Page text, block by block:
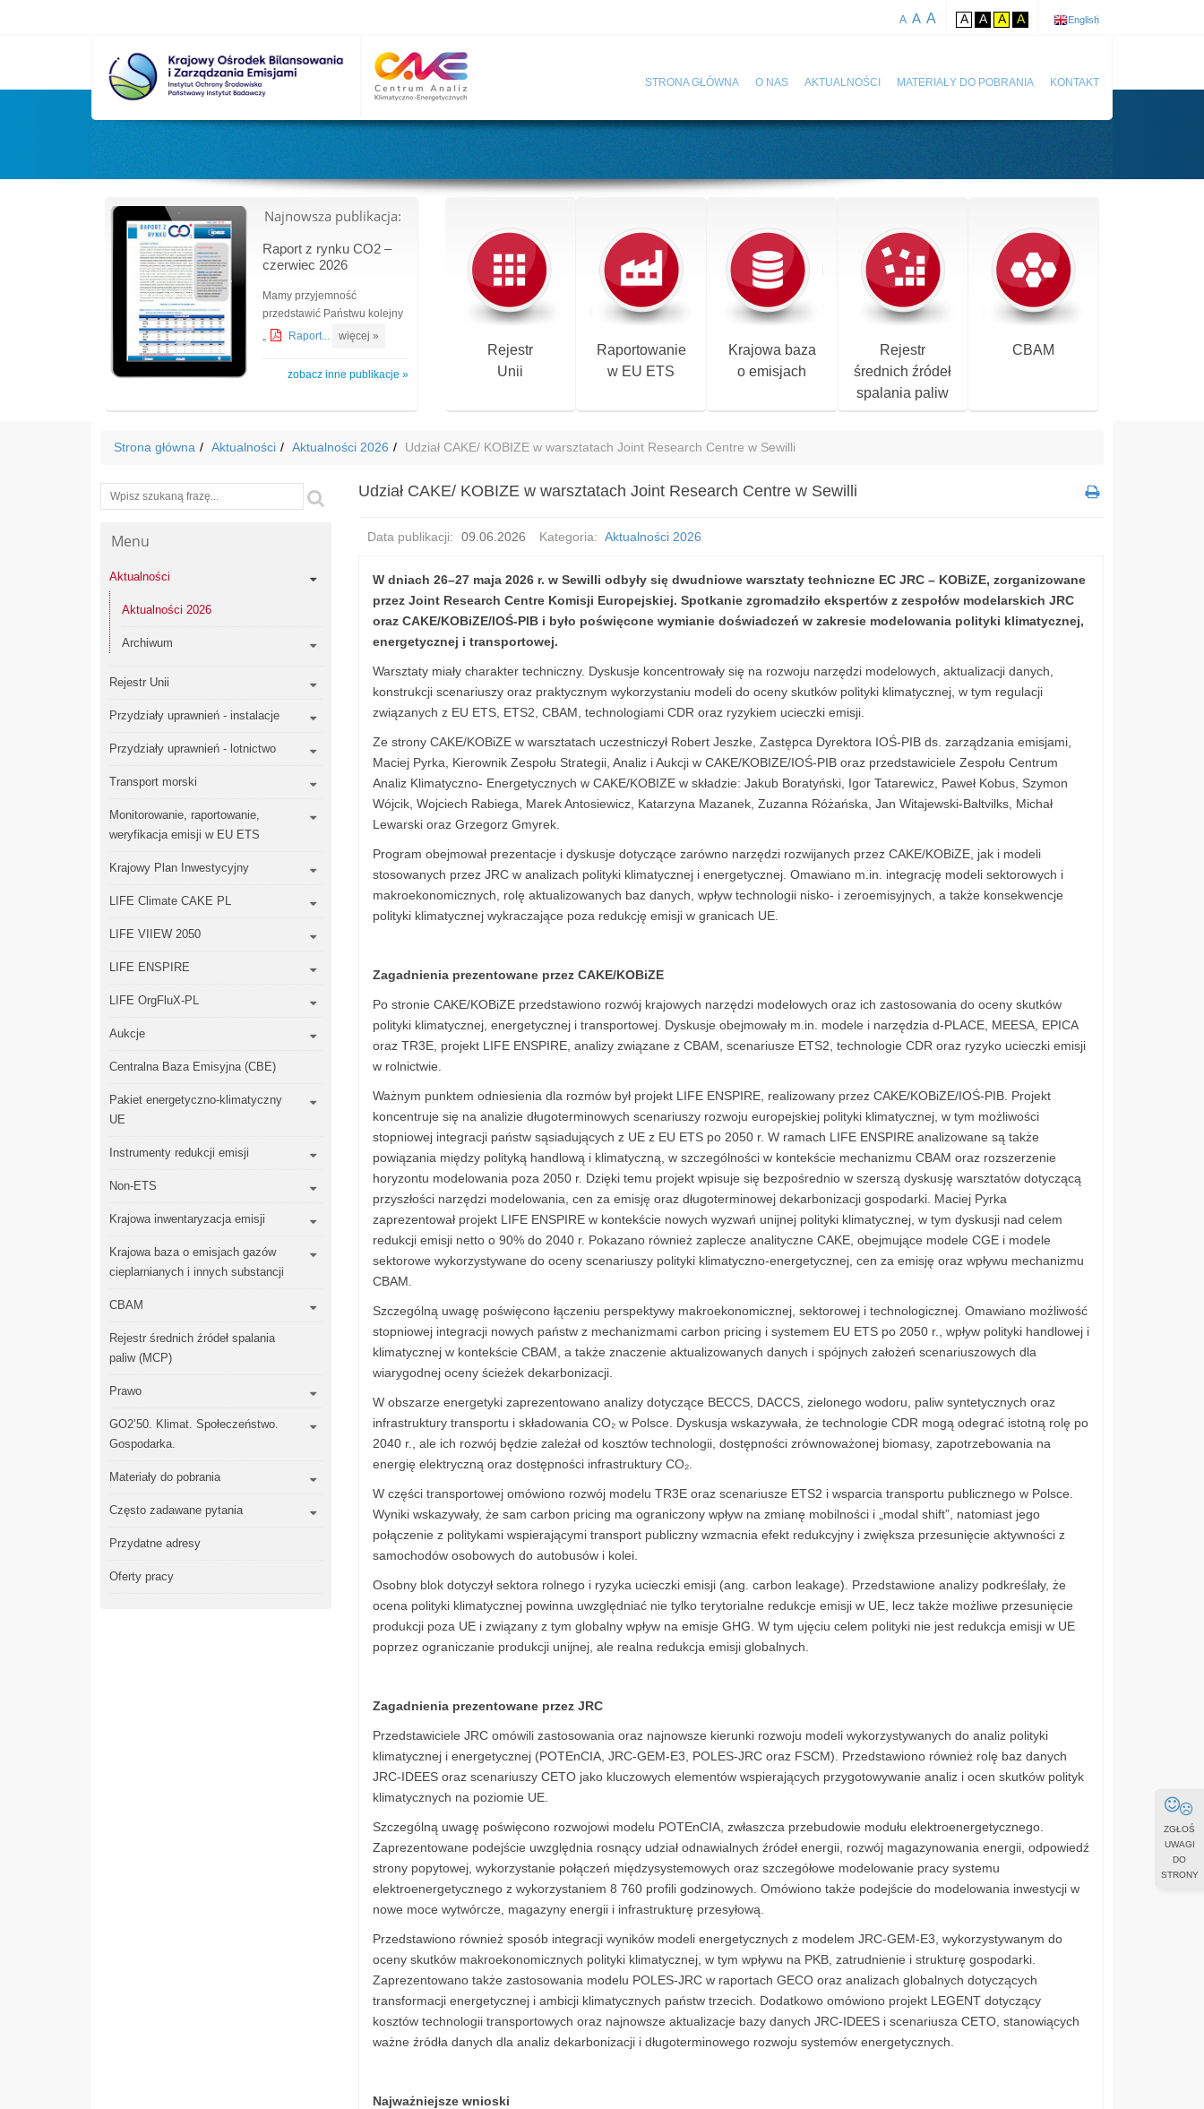
A A A A A A A English
STRONA GŁÓWNA O NAS AKTUALNOŚCI MATERIAŁY DO POBRANIA KONTAKT
Najnowsza publikacja:
Raport z rynku CO2 –
czerwiec 2026
Mamy przyjemność
przedstawić Państwu kolejny
„
Raport... więcej »
zobacz inne publikacje »
Rejestr
Unii
Raportowanie
w EU ETS
Krajowa baza
o emisjach
Rejestr
średnich źródeł
spalania paliw
CBAM
Strona główna Aktualności Aktualności 2026 Udział CAKE/ KOBIZE w warsztatach Joint Research Centre w Sewilli
Wyszukiwarka Szukaj
Menu
Aktualności
Aktualności 2026
Archiwum
Rejestr Unii
Przydziały uprawnień - instalacje
Przydziały uprawnień - lotnictwo
Transport morski
Monitorowanie, raportowanie,
weryfikacja emisji w EU ETS
Krajowy Plan Inwestycyjny
LIFE Climate CAKE PL
LIFE VIIEW 2050
LIFE ENSPIRE
LIFE OrgFluX-PL
Aukcje
Centralna Baza Emisyjna (CBE)
Pakiet energetyczno-klimatyczny
UE
Instrumenty redukcji emisji
Non-ETS
Krajowa inwentaryzacja emisji
Krajowa baza o emisjach gazów
cieplarnianych i innych substancji
CBAM
Rejestr średnich źródeł spalania
paliw (MCP)
Prawo
GO2’50. Klimat. Społeczeństwo.
Gospodarka.
Materiały do pobrania
Często zadawane pytania
Przydatne adresy
Oferty pracy
Udział CAKE/ KOBIZE w warsztatach Joint Research Centre w Sewilli
Data publikacji: 09.06.2026 Kategoria: Aktualności 2026
W dniach 26–27 maja 2026 r. w Sewilli odbyły się dwudniowe warsztaty techniczne EC JRC – KOBiZE, zorganizowane
przez Joint Research Centre Komisji Europejskiej. Spotkanie zgromadziło ekspertów z zespołów modelarskich JRC
oraz CAKE/KOBiZE/IOŚ-PIB i było poświęcone wymianie doświadczeń w zakresie modelowania polityki klimatycznej,
energetycznej i transportowej.
Warsztaty miały charakter techniczny. Dyskusje koncentrowały się na rozwoju narzędzi modelowych, aktualizacji danych,
konstrukcji scenariuszy oraz praktycznym wykorzystaniu modeli do oceny skutków polityki klimatycznej, w tym regulacji
związanych z EU ETS, ETS2, CBAM, technologiami CDR oraz ryzykiem ucieczki emisji.
Ze strony CAKE/KOBiZE w warsztatach uczestniczył Robert Jeszke, Zastępca Dyrektora IOŚ-PIB ds. zarządzania emisjami,
Maciej Pyrka, Kierownik Zespołu Strategii, Analiz i Aukcji w CAKE/KOBIZE/IOŚ-PIB oraz przedstawiciele Zespołu Centrum
Analiz Klimatyczno- Energetycznych w CAKE/KOBIZE w składzie: Jakub Boratyński, Igor Tatarewicz, Paweł Kobus, Szymon
Wójcik, Wojciech Rabiega, Marek Antosiewicz, Katarzyna Mazanek, Zuzanna Różańska, Jan Witajewski-Baltvilks, Michał
Lewarski oraz Grzegorz Gmyrek.
Program obejmował prezentacje i dyskusje dotyczące zarówno narzędzi rozwijanych przez CAKE/KOBiZE, jak i modeli
stosowanych przez JRC w analizach polityki klimatycznej i energetycznej. Omawiano m.in. integrację modeli sektorowych i
makroekonomicznych, rolę aktualizowanych baz danych, wpływ technologii nisko- i zeroemisyjnych, a także konsekwencje
polityki klimatycznej wykraczające poza redukcję emisji w granicach UE.
Zagadnienia prezentowane przez CAKE/KOBiZE
Po stronie CAKE/KOBiZE przedstawiono rozwój krajowych narzędzi modelowych oraz ich zastosowania do oceny skutków
polityki klimatycznej, energetycznej i transportowej. Dyskusje obejmowały m.in. modele i narzędzia d-PLACE, MEESA, EPICA
oraz TR3E, projekt LIFE ENSPIRE, analizy związane z CBAM, scenariusze ETS2, technologie CDR oraz ryzyko ucieczki emisji
w rolnictwie.
Ważnym punktem odniesienia dla rozmów był projekt LIFE ENSPIRE, realizowany przez CAKE/KOBiZE/IOŚ-PIB. Projekt
koncentruje się na analizie długoterminowych scenariuszy rozwoju europejskiej polityki klimatycznej, w tym możliwości
stopniowej integracji państw sąsiadujących z UE z EU ETS po 2050 r. W ramach LIFE ENSPIRE analizowane są także
powiązania między polityką handlową i klimatyczną, w szczególności w kontekście mechanizmu CBAM oraz rozszerzenie
horyzontu modelowania poza 2050 r. Dzięki temu projekt wpisuje się bezpośrednio w szerszą dyskusję warsztatów dotyczącą
przyszłości narzędzi modelowania, cen za emisję oraz długoterminowej dekarbonizacji gospodarki. Maciej Pyrka
zaprezentował projekt LIFE ENSPIRE w kontekście nowych wyzwań unijnej polityki klimatycznej, w tym dyskusji nad celem
redukcji emisji netto o 90% do 2040 r. Pokazano również zaplecze analityczne CAKE, obejmujące modele CGE i modele
sektorowe wykorzystywane do oceny scenariuszy polityki klimatyczno-energetycznej, cen za emisję oraz wpływu mechanizmu
CBAM.
Szczególną uwagę poświęcono łączeniu perspektywy makroekonomicznej, sektorowej i technologicznej. Omawiano możliwość
stopniowej integracji nowych państw z mechanizmami carbon pricing i systemem EU ETS po 2050 r., wpływ polityki handlowej i
klimatycznej w kontekście CBAM, a także znaczenie aktualizowanych danych i spójnych założeń scenariuszowych dla
wiarygodnej oceny ścieżek dekarbonizacji.
W obszarze energetyki zaprezentowano analizy dotyczące BECCS, DACCS, zielonego wodoru, paliw syntetycznych oraz
infrastruktury transportu i składowania CO₂ w Polsce. Dyskusja wskazywała, że technologie CDR mogą odegrać istotną rolę po
2040 r., ale ich rozwój będzie zależał od kosztów technologii, dostępności zrównoważonej biomasy, zapotrzebowania na
energię elektryczną oraz dostępności infrastruktury CO₂.
W części transportowej omówiono rozwój modelu TR3E oraz scenariusze ETS2 i wsparcia transportu publicznego w Polsce.
Wyniki wskazywały, że sam carbon pricing ma ograniczony wpływ na zmianę mobilności i „modal shift”, natomiast jego
połączenie z politykami wspierającymi transport publiczny wzmacnia efekt redukcyjny i zwiększa przesunięcie aktywności z
samochodów osobowych do autobusów i kolei.
Osobny blok dotyczył sektora rolnego i ryzyka ucieczki emisji (ang. carbon leakage). Przedstawione analizy podkreślały, że
ocena polityki klimatycznej powinna uwzględniać nie tylko terytorialne redukcje emisji w UE, lecz także możliwe przesunięcie
produkcji poza UE i związany z tym globalny wpływ na emisje GHG. W tym ujęciu celem polityki nie jest redukcja emisji w UE
poprzez ograniczanie produkcji unijnej, ale realna redukcja emisji globalnych.
Zagadnienia prezentowane przez JRC
Przedstawiciele JRC omówili zastosowania oraz najnowsze kierunki rozwoju modeli wykorzystywanych do analiz polityki
klimatycznej i energetycznej (POTEnCIA, JRC-GEM-E3, POLES-JRC oraz FSCM). Przedstawiono również rolę baz danych
JRC-IDEES oraz scenariuszy CETO jako kluczowych elementów wspierających przygotowywanie analiz i ocen skutków polityk
klimatycznych na poziomie UE.
Szczególną uwagę poświęcono rozwojowi modelu POTEnCIA, zwłaszcza przebudowie modułu elektroenergetycznego.
Zaprezentowane podejście uwzględnia rosnący udział odnawialnych źródeł energii, rozwój magazynowania energii, odpowiedź
strony popytowej, wykorzystanie połączeń międzysystemowych oraz szczegółowe modelowanie pracy systemu
elektroenergetycznego z wykorzystaniem 8 760 profili godzinowych. Omówiono także podejście do modelowania inwestycji w
nowe moce wytwórcze, magazyny energii i infrastrukturę przesyłową.
Przedstawiono również sposób integracji wyników modeli energetycznych z modelem JRC-GEM-E3, wykorzystywanym do
oceny skutków makroekonomicznych polityki klimatycznej, w tym wpływu na PKB, zatrudnienie i strukturę gospodarki.
Zaprezentowano także zastosowania modelu POLES-JRC w raportach GECO oraz analizach globalnych dotyczących
transformacji energetycznej i ambicji klimatycznych państw trzecich. Dodatkowo omówiono projekt LEGENT dotyczący
kosztów technologii transportowych oraz najnowsze aktualizacje bazy danych JRC-IDEES i scenariusza CETO, stanowiących
ważne źródła danych dla analiz dekarbonizacji i długoterminowego rozwoju systemów energetycznych.
Najważniejsze wnioski
ZGŁOŚ
UWAGI
DO
STRONY